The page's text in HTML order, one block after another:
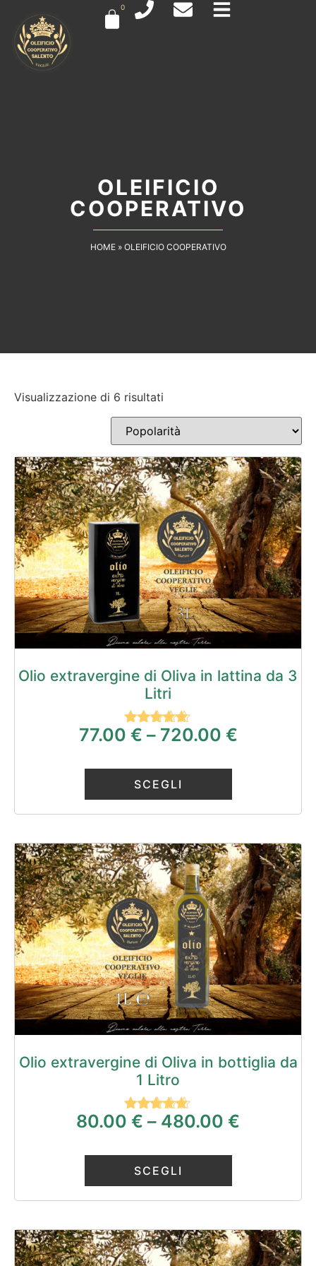
0
OLEIFICIO
COOPERATIVO
HOME» OLEIFICIO COOPERATIVO
Visualizzazione di 6 risultati
Olio extravergine di Oliva in lattina da 3
Litri
Valutato
77.00 € – 720.00 €
SCEGLI
Olio extravergine di Oliva in bottiglia da
1 Litro
Valutato
80.00 € – 480.00 €
SCEGLI